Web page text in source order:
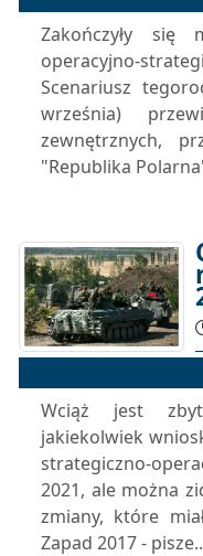
Zakończyły się
operacyjno-
Scenariusz
września)
zewnętrznych,
"Republika
Wciąż jest
jakiekolwiek
strategiczno-
2021, ale można
zmiany, które
Zapad 2017 -